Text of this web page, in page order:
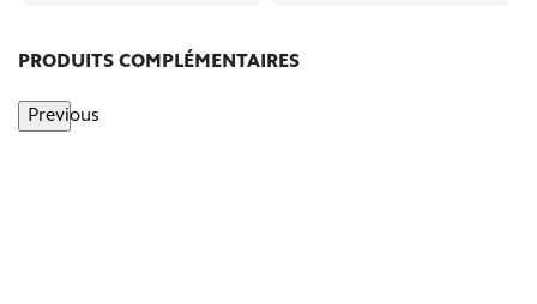
PRODUITS COMPLÉMENTAIRES
Previous